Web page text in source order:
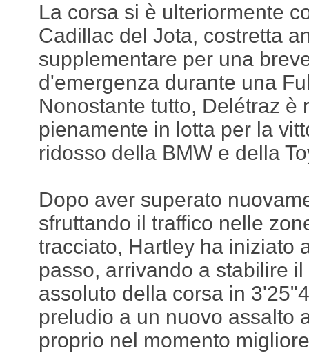
La corsa si è ulteriormente
Cadillac del Jota, costretta
supplementare per una
d'emergenza durante una
Nonostante tutto, Delétraz è
pienamente in lotta per la
ridosso della BMW e della
Dopo aver superato
sfruttando il traffico nelle
tracciato, Hartley ha iniziato
passo, arrivando a stabilire
assoluto della corsa in
preludio a un nuovo assalto
proprio nel momento